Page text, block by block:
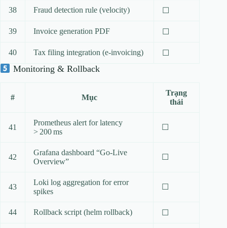
38 Fraud detection rule (velocity) ☐
39 Invoice generation PDF ☐
40 Tax filing integration (e‑invoicing) ☐
Monitoring & Rollback
# Mục
Trạng
thái
41
Prometheus alert for latency
> 200 ms
☐
42
Grafana dashboard “Go‑Live
Overview”
☐
43
Loki log aggregation for error
spikes
☐
44 Rollback script (helm rollback) ☐